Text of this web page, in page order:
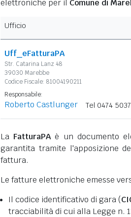
elettroniche per il Comune di
Ufficio
Uff_eFatturaPA
Str. Catarina Lanz 48
39030 Marebbe
Codice Fiscale: 81004190211
Responsabile:
Roberto Castlunger Tel 0474
La FatturaPA è un documento
garantita tramite l'apposizione
fattura.
Le fatture elettroniche emesse
Il codice identificativo di gara (
tracciabilità di cui alla Legge n.